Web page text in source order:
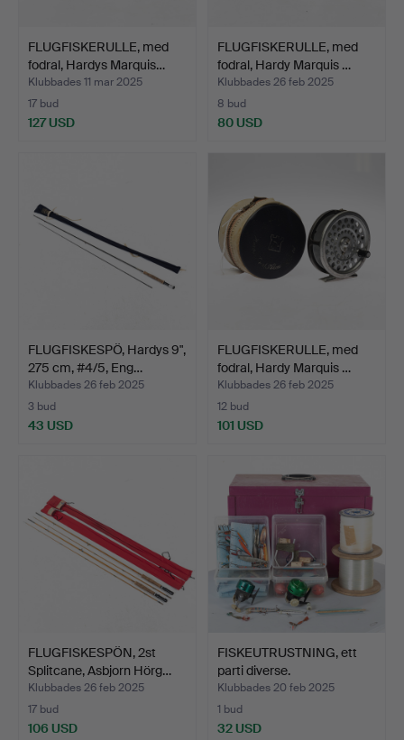
FLUGFISKERULLE, med
fodral, Hardys Marquis…
Klubbades 11 mar 2025
17 bud
127 USD
FLUGFISKERULLE, med
fodral, Hardy Marquis …
Klubbades 26 feb 2025
8 bud
80 USD
FLUGFISKESPÖ, Hardys 9",
275 cm, #4/5, Eng…
Klubbades 26 feb 2025
3 bud
43 USD
FLUGFISKERULLE, med
fodral, Hardy Marquis …
Klubbades 26 feb 2025
12 bud
101 USD
FLUGFISKESPÖN, 2st
Splitcane, Asbjorn Hörg…
Klubbades 26 feb 2025
17 bud
106 USD
FISKEUTRUSTNING, ett
parti diverse.
Klubbades 20 feb 2025
1 bud
32 USD